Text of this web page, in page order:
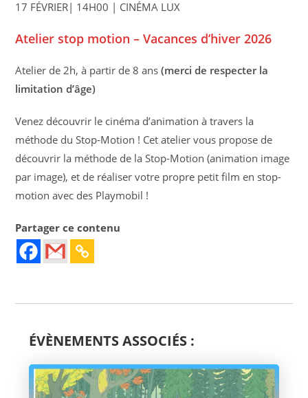
17 FÉVRIER| 14H00 | CINÉMA LUX
Atelier stop motion – Vacances d’hiver 2026
Atelier de 2h, à partir de 8 ans(merci de respecter la
limitation d’âge)
Venez découvrir le cinéma d’animation à travers la
méthode du Stop-Motion ! Cet atelier vous propose de
découvrir la méthode de la Stop-Motion (animation image
par image), et de réaliser votre propre petit film en stop-
motion avec des Playmobil !
Partager ce contenu
ÉVÈNEMENTS ASSOCIÉS :